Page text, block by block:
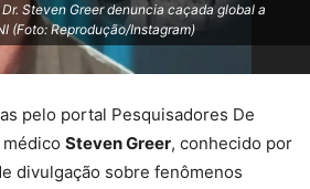
Steven Greer denuncia caçada global a
(Foto: Reprodução/Instagram)
pelo portal Pesquisadores De
médico Steven Greer, conhecido por
divulgação sobre fenômenos